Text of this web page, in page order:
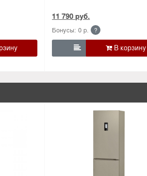
11 790 руб.
Бонусы: 0 р. ?
